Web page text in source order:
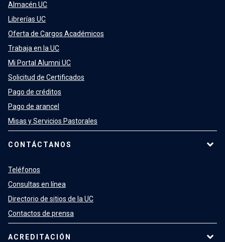
Almacén UC
Librerías UC
Oferta de Cargos Académicos
Trabaja en la UC
Mi Portal Alumni UC
Solicitud de Certificados
Pago de créditos
Pago de arancel
Misas y Servicios Pastorales
CONTÁCTANOS
Teléfonos
Consultas en línea
Directorio de sitios de la UC
Contactos de prensa
ACREDITACIÓN